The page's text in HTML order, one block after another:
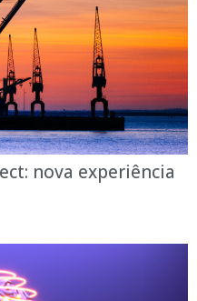
nova experiência